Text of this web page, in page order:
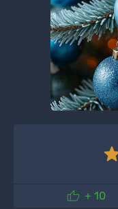
 + 10